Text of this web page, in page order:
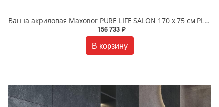
Ванна акриловая Maxonor PURE LIFE SALON 170 х 75 см PL-BT1704 белая
156 733 ₽
В корзину